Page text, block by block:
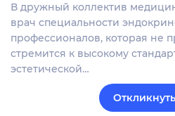
В дружный коллектив
врач специальности
профессионалов, которая не
стремится к высокому
эстетической…